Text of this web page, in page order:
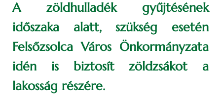
A zöldhulladék gyűjtésének
időszaka alatt, szükség esetén
Felsőzsolca Város Önkormányzata
idén is biztosít zöldzsákot a
lakosság részére.